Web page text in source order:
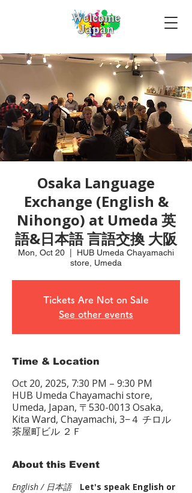
Osaka Language
Exchange (English &
Nihongo) at Umeda 英
語&日本語 言語交換 大阪
Mon, Oct 20
HUB Umeda Chayamachi
store, Umeda
Tickets Are Not on Sale
See other events
Time & Location
Oct 20, 2025, 7:30 PM – 9:30 PM
HUB Umeda Chayamachi store,
Umeda, Japan, 〒530-0013 Osaka,
Kita Ward, Chayamachi, 3−４ チロル
茶屋町ビル ２Ｆ
About this Event
English / 日本語
Let's speak English or